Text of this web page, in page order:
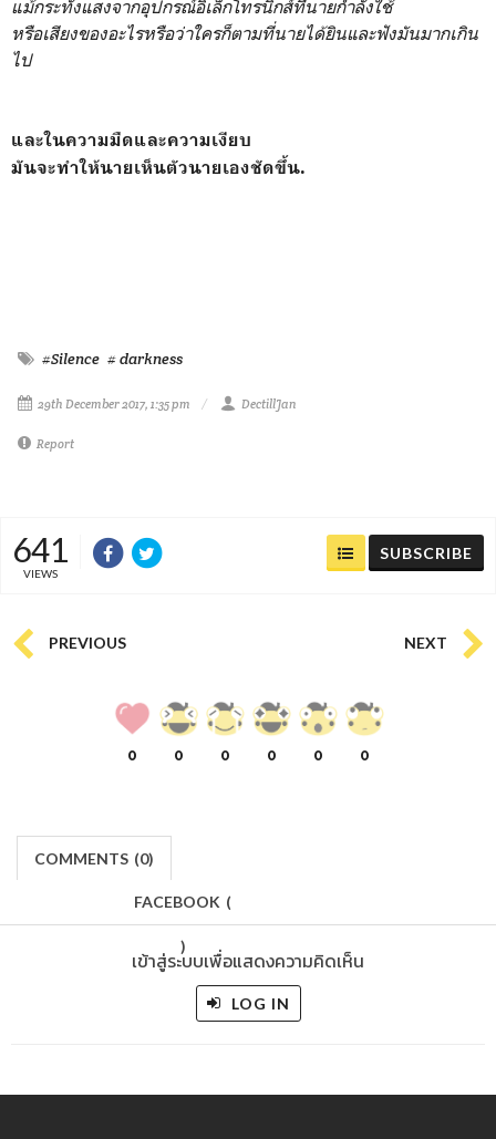
แม้กระทั่งแสงจากอุปกรณ์อิเล็กโทรนิกส์ที่นายกำลังใช้
หรือเสียงของอะไรหรือว่าใครก็ตามที่นายได้ยินและฟังมันมากเกิน
ไป
และในความมืดและความเงียบ
มันจะทำให้นายเห็นตัวนายเองชัดขึ้น.
#Silence # darkness
29th December 2017, 1:35 pm DectillJan
Report
641
VIEWS
SUBSCRIBE
PREVIOUS NEXT
0 0 0 0 0 0
COMMENTS (0)
FACEBOOK (
)
เข้าสู่ระบบเพื่อแสดงความคิดเห็น
LOG IN